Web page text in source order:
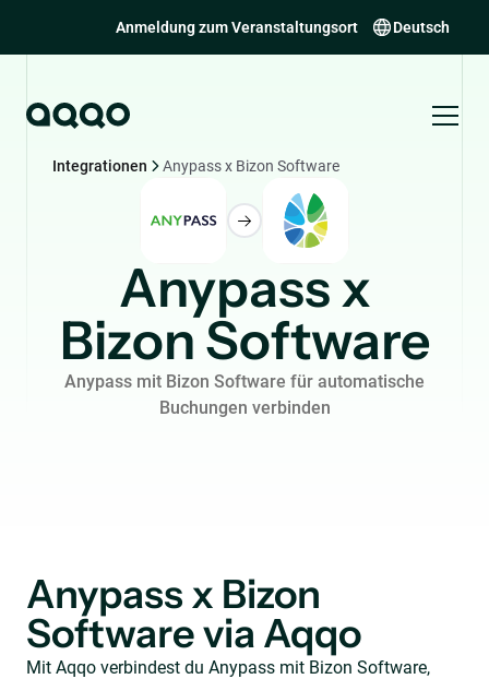
Anmeldung zum Veranstaltungsort Deutsch
Integrationen Anypass x Bizon Software
Anypass x
Bizon Software
Anypass mit Bizon Software für automatische
Buchungen verbinden
Anypass x Bizon
Software via Aqqo
Mit Aqqo verbindest du Anypass mit Bizon Software,